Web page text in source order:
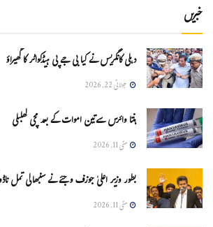
خبریں
دہلی کانگریس نے کیا بی جے پی ہیڈکواٹر کا گھیراؤ
جولائی 22, 2026
ہنتا وائرس سےتین اموات کے بعد مچی کھلبلی
مئی 11, 2026
بطور وزیر اعلیٰ جوزف وجئے نے سنبھالی تمل
مئی 11, 2026